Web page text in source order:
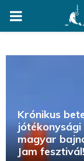
PRIMARY
Krónikus
magyar
Jam fesztivál!